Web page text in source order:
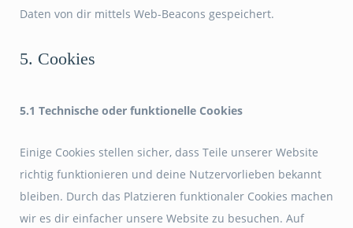
Daten von dir mittels Web-Beacons gespeichert.
5. Cookies
5.1 Technische oder funktionelle Cookies
Einige Cookies stellen sicher, dass Teile unserer Website
richtig funktionieren und deine Nutzervorlieben bekannt
bleiben. Durch das Platzieren funktionaler Cookies machen
wir es dir einfacher unsere Website zu besuchen. Auf